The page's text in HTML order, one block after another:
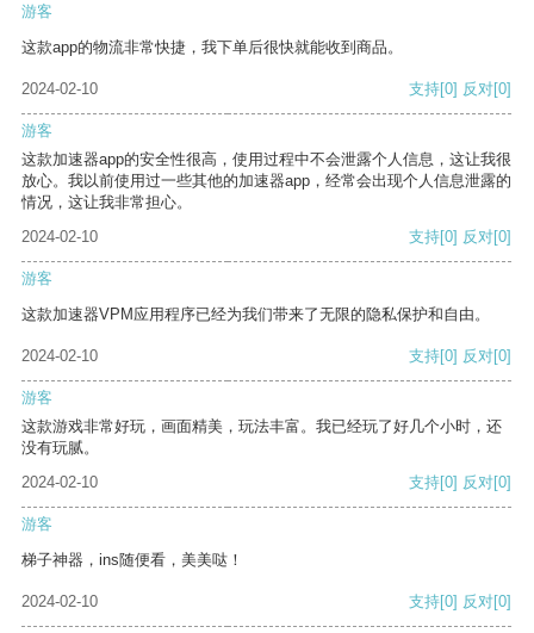
游客
这款app的物流非常快捷，我下单后很快就能收到商品。
2024-02-10 支持[0] 反对[0]
游客
这款加速器app的安全性很高，使用过程中不会泄露个人信息，这让我很
放心。我以前使用过一些其他的加速器app，经常会出现个人信息泄露的
情况，这让我非常担心。
2024-02-10
支持[0] 反对[0]
游客
这款加速器VPM应用程序已经为我们带来了无限的隐私保护和自由。
2024-02-10 支持[0] 反对[0]
游客
这款游戏非常好玩，画面精美，玩法丰富。我已经玩了好几个小时，还
没有玩腻。
2024-02-10
支持[0] 反对[0]
游客
梯子神器，ins随便看，美美哒！
2024-02-10 支持[0] 反对[0]